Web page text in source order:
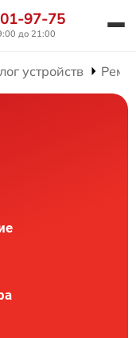
97-75
до 21:00
устройств